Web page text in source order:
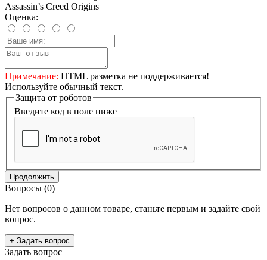
Assassin’s Creed Origins
Оценка:
Примечание: HTML разметка не поддерживается!
Используйте обычный текст.
Защита от роботов
Введите код в поле ниже
Продолжить
Вопросы (0)
Нет вопросов о данном товаре, станьте первым и задайте свой
вопрос.
+ Задать вопрос
Задать вопрос